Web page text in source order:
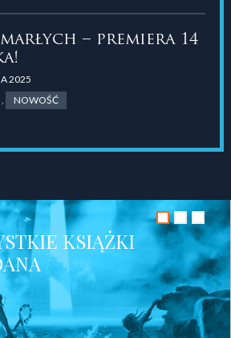
– premiera 14
2025
, NOWOŚĆ
KSIĄŻKI